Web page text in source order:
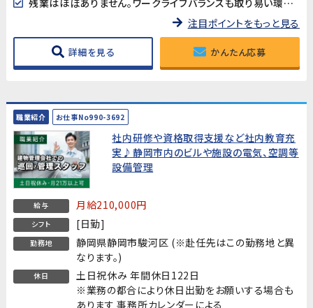
注目ポイントをもっと見る
詳細を見る かんたん応募
職業紹介 お仕事No990-3692
社内研修や資格取得支援など社内教育充
実♪静岡市内のビルや施設の電気、空調等
設備管理
給与 月給210,000円
シフト [日勤]
勤務地
静岡県静岡市駿河区 (※赴任先はこの勤務地と異
なります。)
休日
土日祝休み 年間休日122日
※業務の都合により休日出勤をお願いする場合も
あります 事務所カレンダーによる